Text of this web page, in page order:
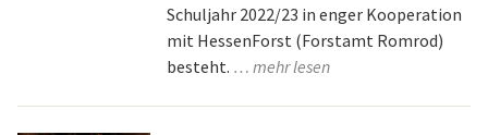
Schuljahr 2022/23 in enger Kooperation
mit HessenForst (Forstamt Romrod)
besteht. … mehr lesen